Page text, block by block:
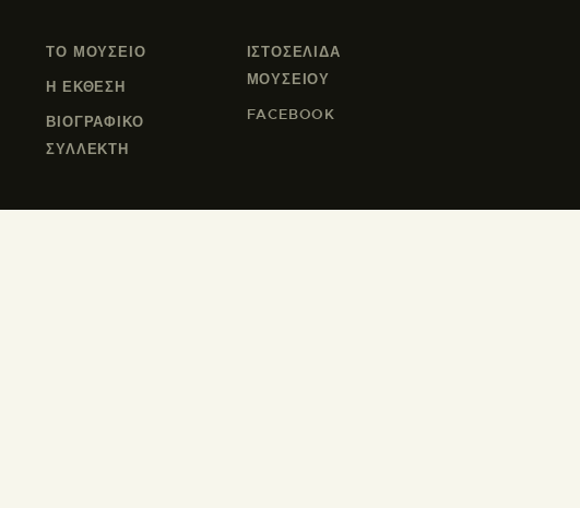
ΤΟ ΜΟΥΣΕΙΟ
Η ΕΚΘΕΣΗ
ΒΙΟΓΡΑΦΙΚΟ
ΣΥΛΛΕΚΤΗ
ΙΣΤΟΣΕΛΙΔΑ
ΜΟΥΣΕΊΟΥ
FACEBOOK